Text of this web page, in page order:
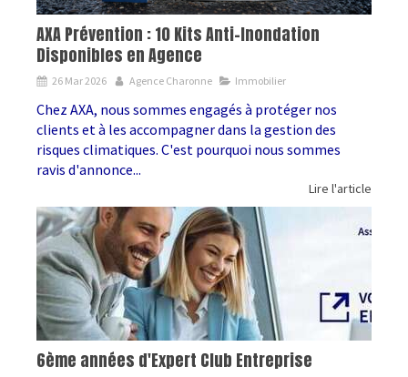
AXA Prévention : 10 Kits Anti-Inondation
Disponibles en Agence
26 Mar 2026 Agence Charonne Immobilier
Chez AXA, nous sommes engagés à protéger nos
clients et à les accompagner dans la gestion des
risques climatiques. C'est pourquoi nous sommes
ravis d'annonce...
Lire l'article
6ème années d'Expert Club Entreprise